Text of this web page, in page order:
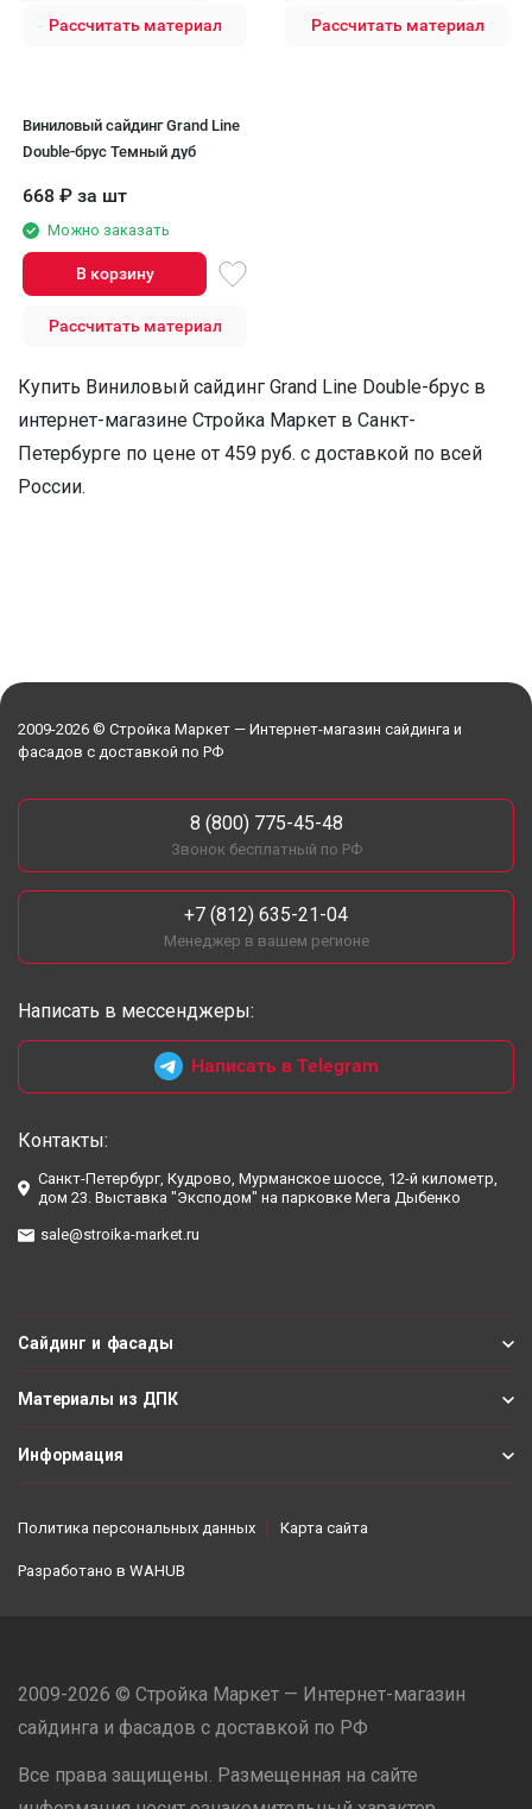
Рассчитать материал Рассчитать материал
Виниловый сайдинг Grand Line
Double-брус Темный дуб
668 ₽ за шт
Можно заказать
В корзину
Рассчитать материал
Купить Виниловый сайдинг Grand Line Double-брус в
интернет-магазине Стройка Маркет в Санкт-
Петербурге по цене от 459 руб. с доставкой по всей
России.
2009-2026 © Стройка Маркет — Интернет-магазин сайдинга и
фасадов с доставкой по РФ
8 (800) 775-45-48
Звонок бесплатный по РФ
+7 (812) 635-21-04
Менеджер в вашем регионе
Написать в мессенджеры:
Написать в Telegram
Контакты:
Санкт-Петербург, Кудрово, Мурманское шоссе, 12-й километр,
дом 23. Выставка "Эксподом" на парковке Мега Дыбенко
sale@stroika-market.ru
Сайдинг и фасады
Материалы из ДПК
Информация
Политика персональных данных Карта сайта
Разработано в WAHUB
2009-2026 © Стройка Маркет — Интернет-магазин
сайдинга и фасадов с доставкой по РФ
Все права защищены. Размещенная на сайте